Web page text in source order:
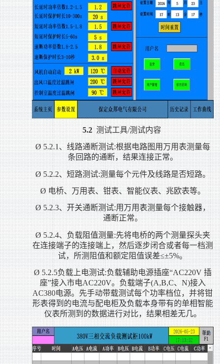
5.2 测试工具/测试内容
Ø 5.2.1、线路通断测试:根据电路图用万用表测量每
条回路的通断，结果连接正常。
Ø 5.2.2、短路测试:测量每个元件及线路是否短路。
Ø 电桥、万用表、钳表、智能仪表、兆欧表等。
Ø 5.2.3、开关通断测试:用万用表测量每个接触器，
通断正常。
Ø 5.2.4、负载阻值测量:先将电桥的两个测量探头夹
在连接端子的连接端上，然后逐步闭合或者每一档测
试，所测阻值和额定阻值误差≤±5%。
Ø 5.2.5负载上电测试:负载辅助电源插座“AC220V 插
座”接入市电AC220V。负载端子(A,B,C、N)接入
AC380电源。先手动带载测试每个功率档位，并将钳
形表得到的电流与配电柜及负载本身带有的单相智能
仪表所测到的数据进行对比，结果相差无几。